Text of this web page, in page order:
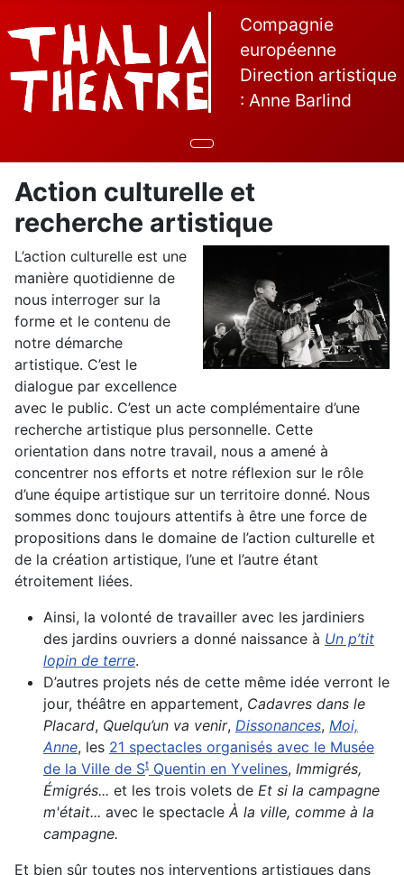
Compagnie
européenne
Direction artistique
: Anne Barlind
Action culturelle et
recherche artistique
L’action culturelle est une
manière quotidienne de
nous interroger sur la
forme et le contenu de
notre démarche
artistique. C’est le
dialogue par excellence
avec le public. C’est un acte complémentaire d’une
recherche artistique plus personnelle. Cette
orientation dans notre travail, nous a amené à
concentrer nos efforts et notre réflexion sur le rôle
d’une équipe artistique sur un territoire donné. Nous
sommes donc toujours attentifs à être une force de
propositions dans le domaine de l’action culturelle et
de la création artistique, l’une et l’autre étant
étroitement liées.
Ainsi, la volonté de travailler avec les jardiniers
des jardins ouvriers a donné naissance à Un p’tit
lopin de terre.
D’autres projets nés de cette même idée verront le
jour, théâtre en appartement, Cadavres dans le
Placard, Quelqu’un va venir, Dissonances, Moi,
Anne, les 21 spectacles organisés avec le Musée
de la Ville de St Quentin en Yvelines, Immigrés,
Émigrés... et les trois volets de Et si la campagne
m'était... avec le spectacle À la ville, comme à la
campagne.
Et bien sûr toutes nos interventions artistiques dans